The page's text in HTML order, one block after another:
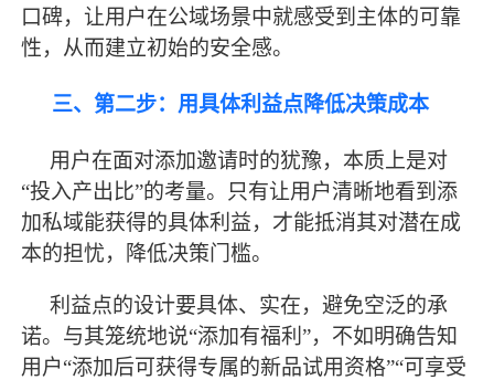
口碑，让用户在公域场景中就感受到主体的可靠
性，从而建立初始的安全感。
三、第二步：用具体利益点降低决策成本
用户在面对添加邀请时的犹豫，本质上是对
“投入产出比”的考量。只有让用户清晰地看到添
加私域能获得的具体利益，才能抵消其对潜在成
本的担忧，降低决策门槛。
利益点的设计要具体、实在，避免空泛的承
诺。与其笼统地说“添加有福利”，不如明确告知
用户“添加后可获得专属的新品试用资格”“可享受